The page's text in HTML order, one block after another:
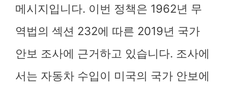
메시지입니다. 이번 정책은 1962년 무
역법의 섹션 232에 따른 2019년 국가
안보 조사에 근거하고 있습니다. 조사에
서는 자동차 수입이 미국의 국가 안보에